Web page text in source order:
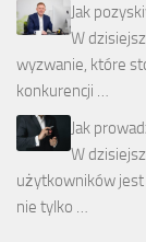
Jak
W
wyzwanie, które
konkurencji …
Jak
W
użytkowników
nie tylko …